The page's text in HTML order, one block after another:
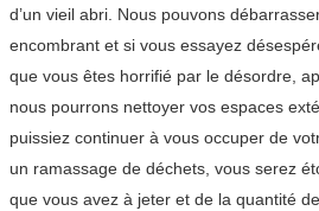
d’un vieil abri. Nous pouvons
encombrant et si vous essayez
que vous êtes horrifié par le désordre,
nous pourrons nettoyer vos espaces
puissiez continuer à vous occuper de
un ramassage de déchets, vous serez
que vous avez à jeter et de la quantité